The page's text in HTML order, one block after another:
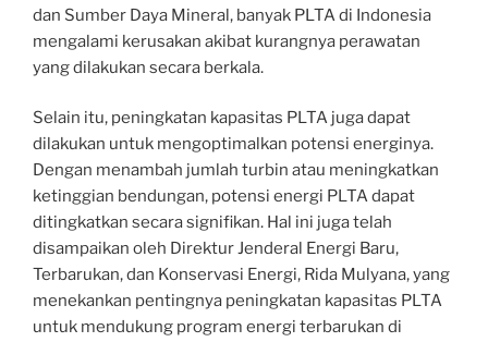
dan Sumber Daya Mineral, banyak PLTA di Indonesia
mengalami kerusakan akibat kurangnya perawatan
yang dilakukan secara berkala.
Selain itu, peningkatan kapasitas PLTA juga dapat
dilakukan untuk mengoptimalkan potensi energinya.
Dengan menambah jumlah turbin atau meningkatkan
ketinggian bendungan, potensi energi PLTA dapat
ditingkatkan secara signifikan. Hal ini juga telah
disampaikan oleh Direktur Jenderal Energi Baru,
Terbarukan, dan Konservasi Energi, Rida Mulyana, yang
menekankan pentingnya peningkatan kapasitas PLTA
untuk mendukung program energi terbarukan di